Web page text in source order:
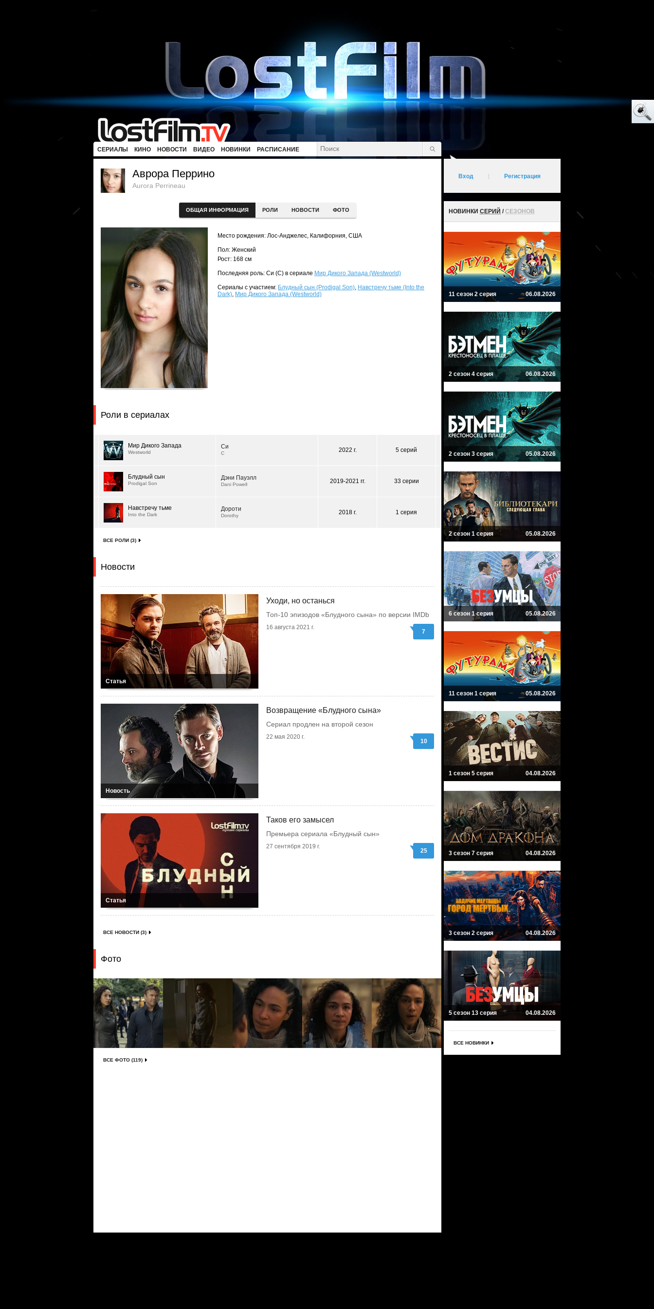
СЕРИАЛЫ КИНО НОВОСТИ ВИДЕО НОВИНКИ РАСПИСАНИЕ
Аврора Перрино
Aurora Perrineau
ОБЩАЯ ИНФОРМАЦИЯ РОЛИ НОВОСТИ ФОТО
Место рождения: Лос-Анджелес, Калифорния, США
Пол: Женский
Рост: 168 см
Последняя роль: Си (C) в сериале Мир Дикого Запада (Westworld)
Сериалы с участием: Блудный сын (Prodigal Son), Навстречу тьме (Into the
Dark), Мир Дикого Запада (Westworld)
Роли в сериалах
Мир Дикого Запада
Westworld
Си
C 2022 г. 5 серий
Блудный сын
Prodigal Son
Дэни Пауэлл
Dani Powell 2019-2021 гг. 33 серии
Навстречу тьме
Into the Dark
Дороти
Dorothy 2018 г. 1 серия
ВСЕ РОЛИ (3)
Новости
Статья
Уходи, но останься
Топ-10 эпизодов «Блудного сына» по версии IMDb
16 августа 2021 г.
7
Новость
Возвращение «Блудного сына»
Сериал продлен на второй сезон
22 мая 2020 г.
10
Статья
Таков его замысел
Премьера сериала «Блудный сын»
27 сентября 2019 г.
25
ВСЕ НОВОСТИ (3)
Фото
ВСЕ ФОТО (119)
Вход Регистрация
НОВИНКИ СЕРИЙ /СЕЗОНОВ
11 сезон 2 серия 06.08.2026
2 сезон 4 серия 06.08.2026
2 сезон 3 серия 05.08.2026
2 сезон 1 серия 05.08.2026
6 сезон 1 серия 05.08.2026
11 сезон 1 серия 05.08.2026
1 сезон 5 серия 04.08.2026
3 сезон 7 серия 04.08.2026
3 сезон 2 серия 04.08.2026
5 сезон 13 серия 04.08.2026
ВСЕ НОВИНКИ